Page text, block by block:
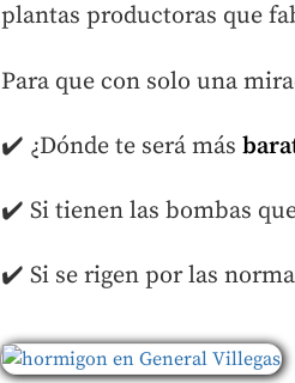
plantas productoras que
Para que con solo una
✔️ ¿Dónde te será más
✔️ Si tienen las bombas
✔️ Si se rigen por las